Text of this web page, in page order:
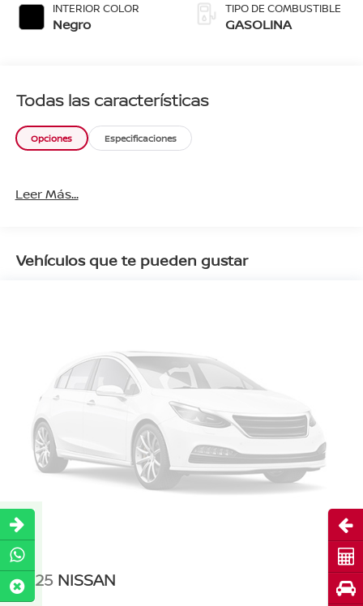
INTERIOR COLOR
Negro
TIPO DE COMBUSTIBLE
GASOLINA
Todas las características
Opciones Especificaciones
Leer Más...
Vehículos que te pueden gustar
2025 NISSAN